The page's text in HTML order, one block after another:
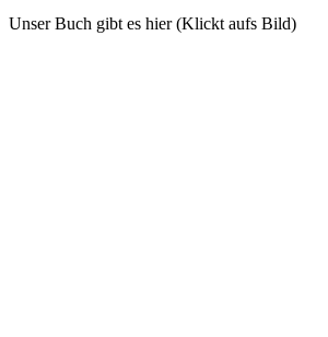
Unser Buch gibt es hier (Klickt aufs Bild)